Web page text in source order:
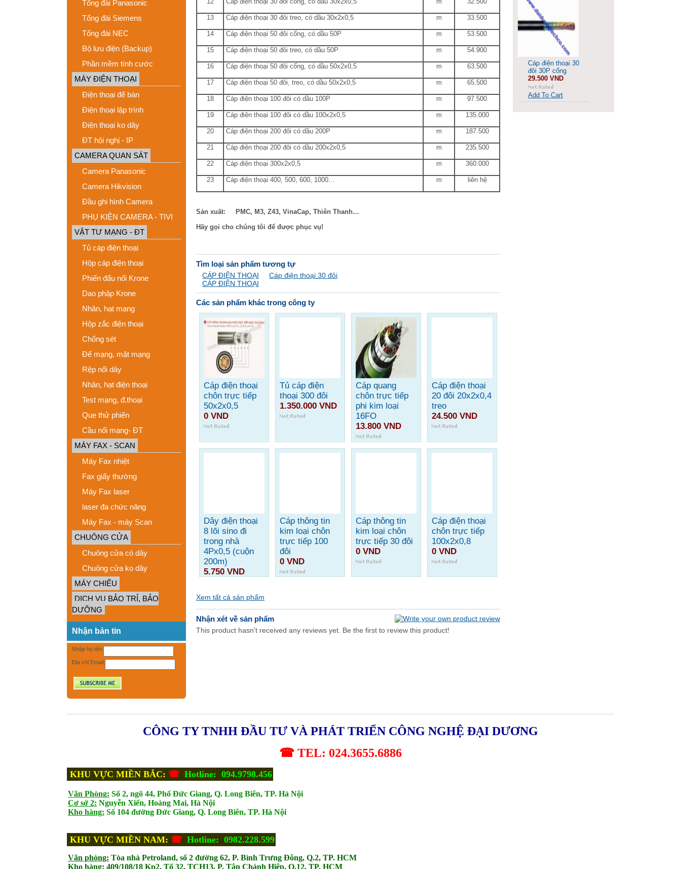
Tổng đài Panasonic
Tổng đài Siemens
Tổng đài NEC
Bộ lưu điện (Backup)
Phần mềm tính cước
MÁY ĐIỆN THOẠI
Điện thoại để bàn
Điện thoại lập trình
Điện thoại ko dây
ĐT hội nghị - IP
CAMERA QUAN SÁT
Camera Panasonic
Camera Hikvision
Đầu ghi hình Camera
PHỤ KIỆN CAMERA - TIVI
VẬT TƯ MẠNG - ĐT
Tủ cáp điện thoại
Hộp cáp điện thoại
Phiến đấu nối Krone
Dao phập Krone
Nhân, hạt mạng
Hộp zắc điện thoại
Chống sét
Đế mạng, mặt mạng
Rệp nối dây
Nhân, hạt điện thoại
Test mạng, đ.thoại
Que thử phiến
Cầu nối mạng- ĐT
MÁY FAX - SCAN
Máy Fax nhiệt
Fax giấy thường
Máy Fax laser
laser đa chức năng
Máy Fax - máy Scan
CHUÔNG CỬA
Chuông cửa có dây
Chuông cửa ko dây
MÁY CHIẾU
DỊCH VỤ BẢO TRỈ, BẢO
DƯỠNG
Nhận bản tin
Nhập họ tên:
Địa chỉ Email:
13 Cáp điện thoại 30 đôi treo, có dầu 30x2x0,5 m 33.500
14 Cáp điện thoại 50 đôi cống, có dầu 50P m 53.500
15 Cáp điện thoại 50 đôi treo, có dầu 50P m 54.900
16 Cáp điện thoại 50 đôi cống, có dầu 50x2x0,5 m 63.500
17 Cáp điện thoại 50 đôi, treo, có dầu 50x2x0,5 m 65.500
18 Cáp điện thoại 100 đôi có dầu 100P m 97.500
19 Cáp điện thoại 100 đôi có dầu 100x2x0,5 m 135.000
20 Cáp điện thoại 200 đôi có dầu 200P m 187.500
21 Cáp điện thoại 200 đôi có dầu 200x2x0,5 m 235.500
22 Cáp điện thoại 300x2x0,5 m 360.000
23 Cáp điện thoại 400, 500, 600, 1000… m liên hệ
Sản xuất: PMC, M3, Z43, VinaCap, Thiên Thanh…
Hãy gọi cho chúng tôi để được phục vụ!
Tìm loại sản phẩm tương tự
CÁP ĐIỆN THOẠI
Cáp điện thoại 30 đôi
CÁP ĐIỆN THOẠI
Các sản phẩm khác trong công ty
Cáp điện thoại
chôn trực tiếp
50x2x0,5
0 VND
Tủ cáp điện
thoại 300 đôi
1.350.000 VND
Cáp quang
chôn trực tiếp
phi kim loại
16FO
13.800 VND
Cáp điện thoại
20 đôi 20x2x0,4
treo
24.500 VND
Dây điện thoại
8 lõi sino đi
trong nhà
4Px0,5 (cuộn
200m)
5.750 VND
Cáp thông tin
kim loại chôn
trực tiếp 100
đôi
0 VND
Cáp thông tin
kim loại chôn
trực tiếp 30 đôi
0 VND
Cáp điện thoại
chôn trực tiếp
100x2x0,8
0 VND
Xem tất cả sản phẩm
Nhận xét về sản phẩm
This product hasn't received any reviews yet. Be the first to review this product!
Cáp điện thoại 30
đôi 30P cống
29.500 VND
Add To Cart
CÔNG TY TNHH ĐẦU TƯ VÀ PHÁT TRIỂN CÔNG NGHỆ ĐẠI DƯƠNG
☎ TEL: 024.3655.6886
KHU VỰC MIỀN BẮC: ☎ Hotline: 094.9798.456
Văn Phòng: Số 2, ngõ 44, Phố Đức Giang, Q. Long Biên, TP. Hà Nội
Cơ sở 2: Nguyễn Xiển, Hoàng Mai, Hà Nội
Kho hàng: Số 104 đường Đức Giang, Q. Long Biên, TP. Hà Nội
KHU VỰC MIỀN NAM: ☎ Hotline: 0982.228.599
Văn phòng: Tòa nhà Petroland, số 2 đường 62, P. Bình Trưng Đông, Q.2, TP. HCM
Kho hàng: 409/108/18 Kp2, Tổ 32, TCH13, P. Tân Chánh Hiệp, Q.12, TP. HCM